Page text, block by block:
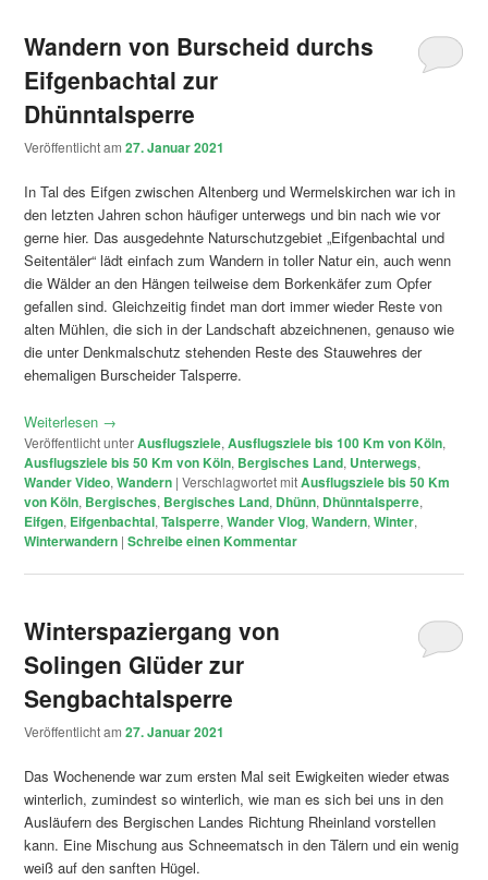
Wandern von Burscheid durchs
Eifgenbachtal zur
Dhünntalsperre
Veröffentlicht am27. Januar 2021
In Tal des Eifgen zwischen Altenberg und Wermelskirchen war ich in
den letzten Jahren schon häufiger unterwegs und bin nach wie vor
gerne hier. Das ausgedehnte Naturschutzgebiet „Eifgenbachtal und
Seitentäler“ lädt einfach zum Wandern in toller Natur ein, auch wenn
die Wälder an den Hängen teilweise dem Borkenkäfer zum Opfer
gefallen sind. Gleichzeitig findet man dort immer wieder Reste von
alten Mühlen, die sich in der Landschaft abzeichnenen, genauso wie
die unter Denkmalschutz stehenden Reste des Stauwehres der
ehemaligen Burscheider Talsperre.
Weiterlesen →
Veröffentlicht unterAusflugsziele,Ausflugsziele bis 100 Km von Köln,
Ausflugsziele bis 50 Km von Köln, Bergisches Land, Unterwegs,
Wander Video,Wandern |Verschlagwortet mitAusflugsziele bis 50 Km
von Köln, Bergisches, Bergisches Land, Dhünn, Dhünntalsperre,
Eifgen, Eifgenbachtal,Talsperre,Wander Vlog,Wandern,Winter,
Winterwandern |Schreibe einen Kommentar
Winterspaziergang von
Solingen Glüder zur
Sengbachtalsperre
Veröffentlicht am27. Januar 2021
Das Wochenende war zum ersten Mal seit Ewigkeiten wieder etwas
winterlich, zumindest so winterlich, wie man es sich bei uns in den
Ausläufern des Bergischen Landes Richtung Rheinland vorstellen
kann. Eine Mischung aus Schneematsch in den Tälern und ein wenig
weiß auf den sanften Hügel.